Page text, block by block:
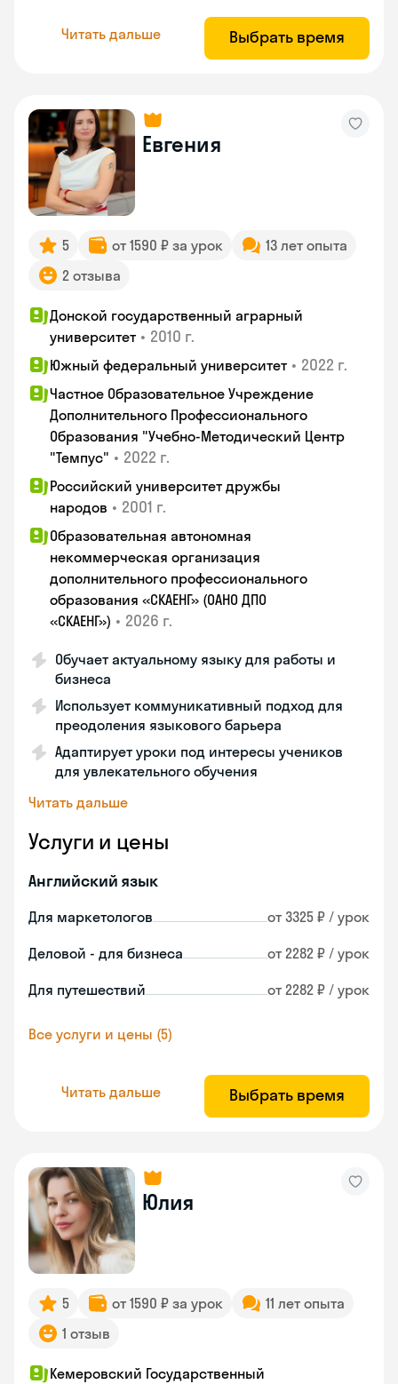
Читать дальше Выбрать время
Евгения
5 от 1590 ₽ за урок
13 лет опыта
2 отзыва
Донской государственный аграрный
университет • 2010 г.
Южный федеральный университет • 2022 г.
Частное Образовательное Учреждение
Дополнительного Профессионального
Образования "Учебно-Методический Центр
"Темпус" • 2022 г.
Российский университет дружбы
народов • 2001 г.
Образовательная автономная
некоммерческая организация
дополнительного профессионального
образования «СКАЕНГ» (ОАНО ДПО
«СКАЕНГ») • 2026 г.
Обучает актуальному языку для работы и
бизнеса
Использует коммуникативный подход для
преодоления языкового барьера
Адаптирует уроки под интересы учеников
для увлекательного обучения
Читать дальше
Услуги и цены
Английский язык
Для маркетологов от 3325 ₽ / урок
Деловой - для бизнеса от 2282 ₽ / урок
Для путешествий от 2282 ₽ / урок
Все услуги и цены (5)
Читать дальше Выбрать время
Юлия
5 от 1590 ₽ за урок
11 лет опыта
1 отзыв
Кемеровский Государственный